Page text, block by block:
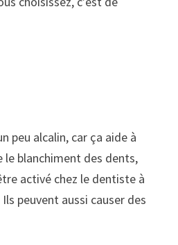
peu alcalin, car ça aide à
blanchiment des dents,
activé chez le dentiste à
peuvent aussi causer des